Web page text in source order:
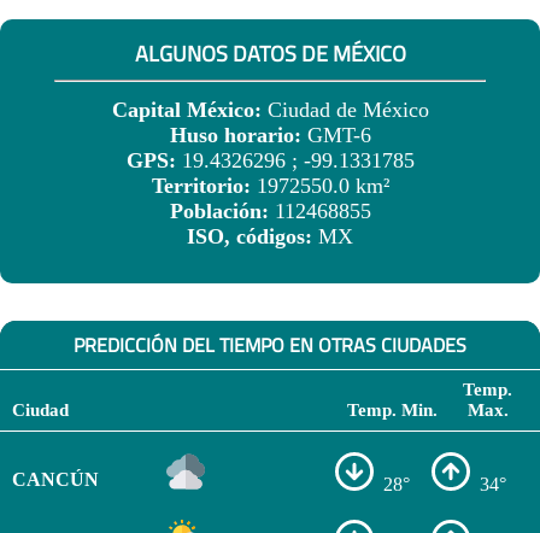
ALGUNOS DATOS DE MÉXICO
Capital México: Ciudad de México
Huso horario: GMT-6
GPS: 19.4326296 ; -99.1331785
Territorio: 1972550.0 km²
Población: 112468855
ISO, códigos: MX
PREDICCIÓN DEL TIEMPO EN OTRAS CIUDADES
Ciudad Temp. Min.
Temp.
Max.
CANCÚN 28° 34°